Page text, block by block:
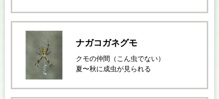
ナガコガネグモ
クモの仲間（こん虫でない）
夏〜秋に成虫が見られる